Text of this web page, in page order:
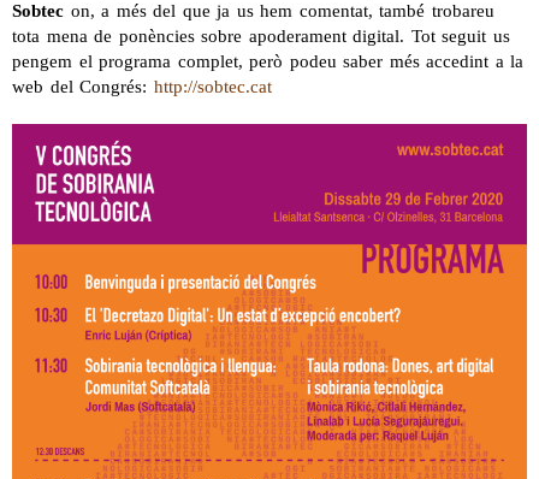
Sobtec on, a més del que ja us hem comentat, també trobareu
tota mena de ponències sobre apoderament digital. Tot seguit us
pengem el programa complet, però podeu saber més accedint a la
web del Congrés: http://sobtec.cat